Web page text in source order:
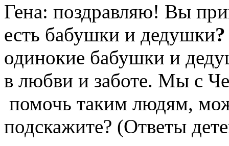
Гена: поздравляю! Вы
есть бабушки и дедушки?
одинокие бабушки и
в любви и заботе. Мы с
помочь таким людям,
подскажите? (Ответы